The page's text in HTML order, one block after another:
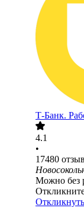
Т-Банк.
4.1
•
17480
Можно без